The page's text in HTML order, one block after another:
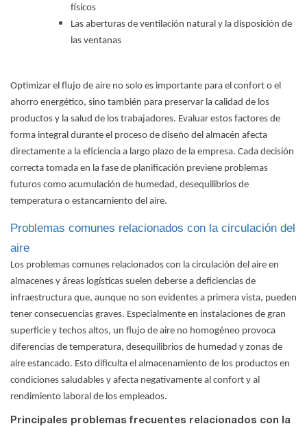
físicos
Las aberturas de ventilación natural y la disposición de
las ventanas
Optimizar el flujo de aire no solo es importante para el confort o el
ahorro energético, sino también para preservar la calidad de los
productos y la salud de los trabajadores. Evaluar estos factores de
forma integral durante el proceso de diseño del almacén afecta
directamente a la eficiencia a largo plazo de la empresa. Cada decisión
correcta tomada en la fase de planificación previene problemas
futuros como acumulación de humedad, desequilibrios de
temperatura o estancamiento del aire.
Problemas comunes relacionados con la circulación del
aire
Los problemas comunes relacionados con la circulación del aire en
almacenes y áreas logísticas suelen deberse a deficiencias de
infraestructura que, aunque no son evidentes a primera vista, pueden
tener consecuencias graves. Especialmente en instalaciones de gran
superficie y techos altos, un flujo de aire no homogéneo provoca
diferencias de temperatura, desequilibrios de humedad y zonas de
aire estancado. Esto dificulta el almacenamiento de los productos en
condiciones saludables y afecta negativamente al confort y al
rendimiento laboral de los empleados.
Principales problemas frecuentes relacionados con la